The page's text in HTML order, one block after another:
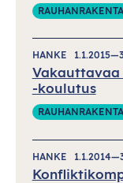
HANKE
-koulutus
HANKE